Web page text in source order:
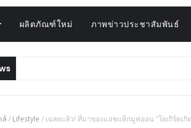
ผลิตภัณฑ์ใหม่ ภาพข่าวประชาสัมพันธ์
ล์/ Lifestyle / เฉลยแล้ว! ที่มาของแฮชแท็กมูฟออน "โยเกิร์ตเ